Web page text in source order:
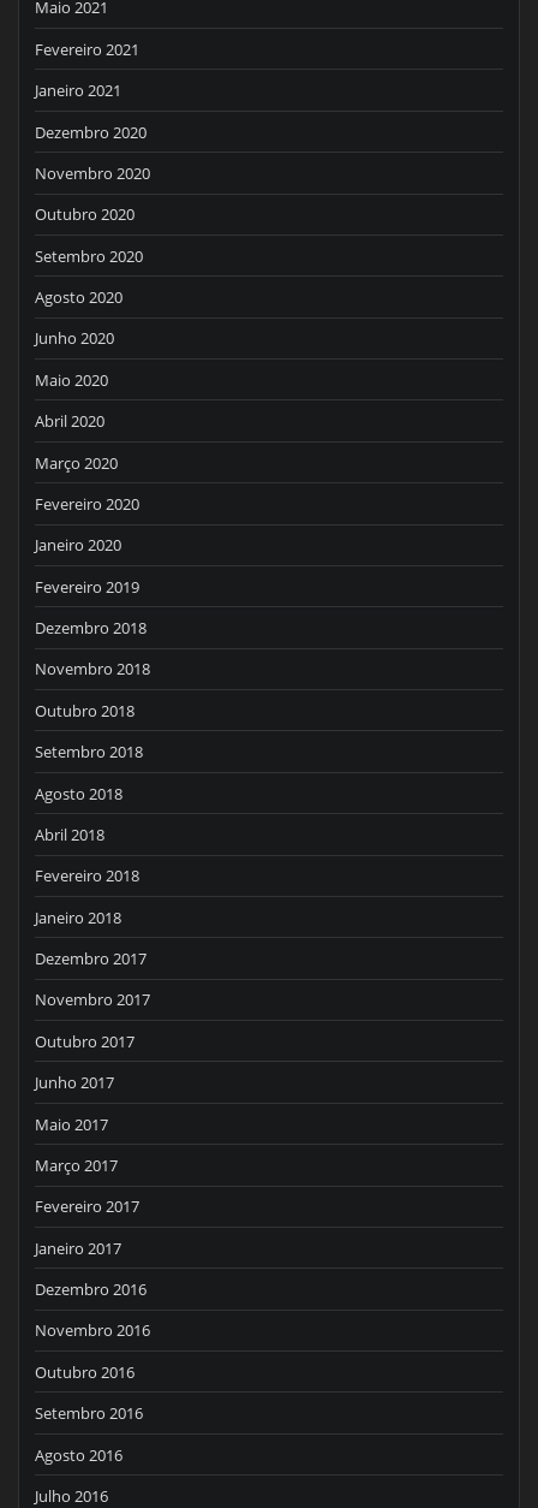
Maio 2021
Fevereiro 2021
Janeiro 2021
Dezembro 2020
Novembro 2020
Outubro 2020
Setembro 2020
Agosto 2020
Junho 2020
Maio 2020
Abril 2020
Março 2020
Fevereiro 2020
Janeiro 2020
Fevereiro 2019
Dezembro 2018
Novembro 2018
Outubro 2018
Setembro 2018
Agosto 2018
Abril 2018
Fevereiro 2018
Janeiro 2018
Dezembro 2017
Novembro 2017
Outubro 2017
Junho 2017
Maio 2017
Março 2017
Fevereiro 2017
Janeiro 2017
Dezembro 2016
Novembro 2016
Outubro 2016
Setembro 2016
Agosto 2016
Julho 2016